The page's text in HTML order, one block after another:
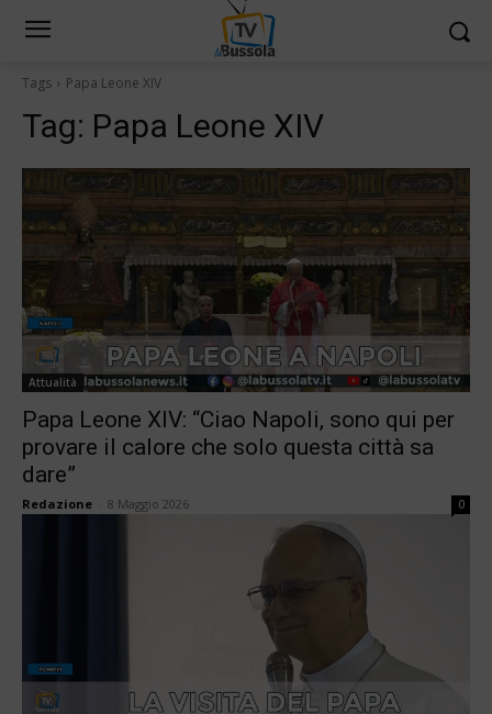
Tags Papa Leone XIV
Tag: Papa Leone XIV
Attualità
Papa Leone XIV: “Ciao Napoli, sono qui per
provare il calore che solo questa città sa
dare”
Redazione 8 Maggio 2026 0